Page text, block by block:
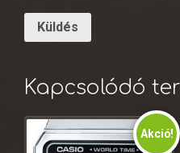
Kapcsolódó
Akció!